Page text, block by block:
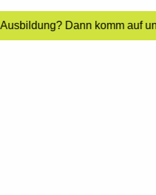
Dann komm